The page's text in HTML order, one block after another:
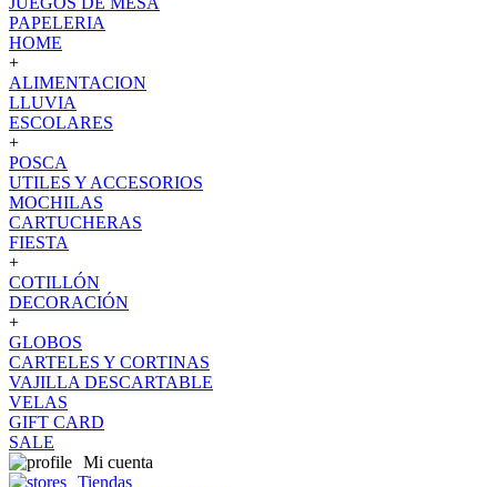
PAPELERIA
HOME
+
ALIMENTACION
LLUVIA
ESCOLARES
+
POSCA
UTILES Y ACCESORIOS
MOCHILAS
CARTUCHERAS
FIESTA
+
COTILLÓN
DECORACIÓN
+
GLOBOS
CARTELES Y CORTINAS
VAJILLA DESCARTABLE
VELAS
GIFT CARD
SALE
Mi cuenta
Tiendas